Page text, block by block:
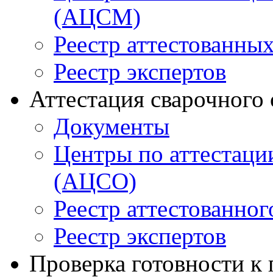
(АЦСМ)
Реестр
Реестр экспертов
Аттестация
Документы
Центры по
(АЦСО)
Реестр
Реестр экспертов
Проверка готовности